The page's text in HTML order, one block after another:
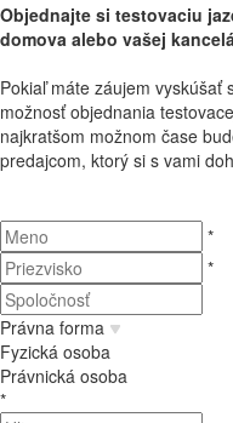
Objednajte si testovaciu
domova alebo vašej
Pokiaľ máte záujem vyskúšať
možnosť objednania
najkratšom možnom čase
predajcom, ktorý si s vami
*
*
Právna forma
Fyzická osoba
Právnická osoba
*